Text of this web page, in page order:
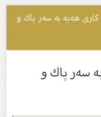
هەیە بە سەر پاك و
سەر پاك و